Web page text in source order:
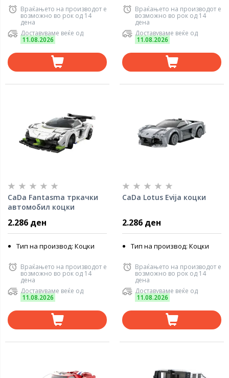
Враќањето на производот е
возможно во рок од 14
дена
Доставуваме веќе од
11.08.2026
Враќањето на производот е
возможно во рок од 14
дена
Доставуваме веќе од
11.08.2026
CaDa Fantasma тркачки
автомобил коцки
2.286 ден
Тип на производ: Коцки
Враќањето на производот е
возможно во рок од 14
дена
Доставуваме веќе од
11.08.2026
CaDa Lotus Evija коцки
2.286 ден
Тип на производ: Коцки
Враќањето на производот е
возможно во рок од 14
дена
Доставуваме веќе од
11.08.2026